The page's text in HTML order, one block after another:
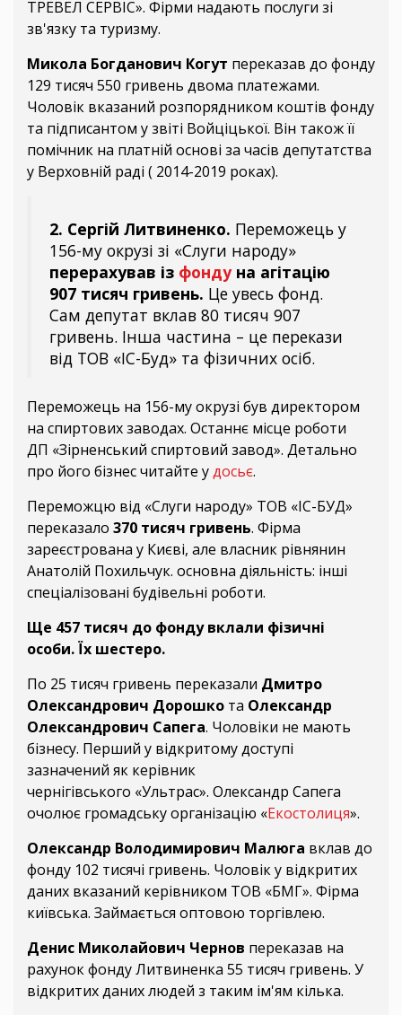
ТРЕВЕЛ СЕРВІС». Фірми надають послуги зі
зв'язку та туризму.
Микола Богданович Когут переказав до фонду
129 тисяч 550 гривень двома платежами.
Чоловік вказаний розпорядником коштів фонду
та підписантом у звіті Войціцької. Він також її
помічник на платній основі за часів депутатства
у Верховній раді ( 2014-2019 роках).
2. Сергій Литвиненко. Переможець у
156-му окрузі зі «Слуги народу»
перерахував із фондуна агітацію
907 тисяч гривень. Це увесь фонд.
Сам депутат вклав 80 тисяч 907
гривень. Інша частина – це перекази
від ТОВ «ІС-Буд» та фізичних осіб.
Переможець на 156-му окрузі був директором
на спиртових заводах. Останнє місце роботи
ДП «Зірненський спиртовий завод». Детально
про його бізнес читайте удосьє.
Переможцю від «Слуги народу» ТОВ «ІС-БУД»
переказало 370 тисяч гривень. Фірма
зареєстрована у Києві, але власник рівнянин
Анатолій Похильчук. основна діяльність: інші
спеціалізовані будівельні роботи.
Ще 457 тисяч до фонду вклали фізичні
особи. Їх шестеро.
По 25 тисяч гривень переказали Дмитро
Олександрович Дорошко та Олександр
Олександрович Сапега. Чоловіки не мають
бізнесу. Перший у відкритому доступі
зазначений як керівник
чернігівського «Ультрас». Олександр Сапега
очолює громадську організацію «Екостолиця».
Олександр Володимирович Малюга вклав до
фонду 102 тисячі гривень. Чоловік у відкритих
даних вказаний керівником ТОВ «БМГ». Фірма
київська. Займається оптовою торгівлею.
Денис Миколайович Чернов переказав на
рахунок фонду Литвиненка 55 тисяч гривень. У
відкритих даних людей з таким ім'ям кілька.